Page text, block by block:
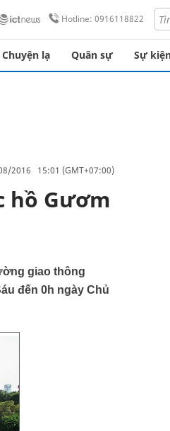
Hotline: 0916118822
Chuyện lạ Quân sự Sự
2016 15:01 (GMT+07:00)
hồ Gươm
giao thông
đến 0h ngày Chủ